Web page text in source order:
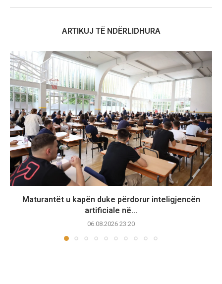
ARTIKUJ TË NDËRLIDHURA
Maturantët u kapën duke përdorur inteligjencën
artificiale në...
06.08.2026 23:20